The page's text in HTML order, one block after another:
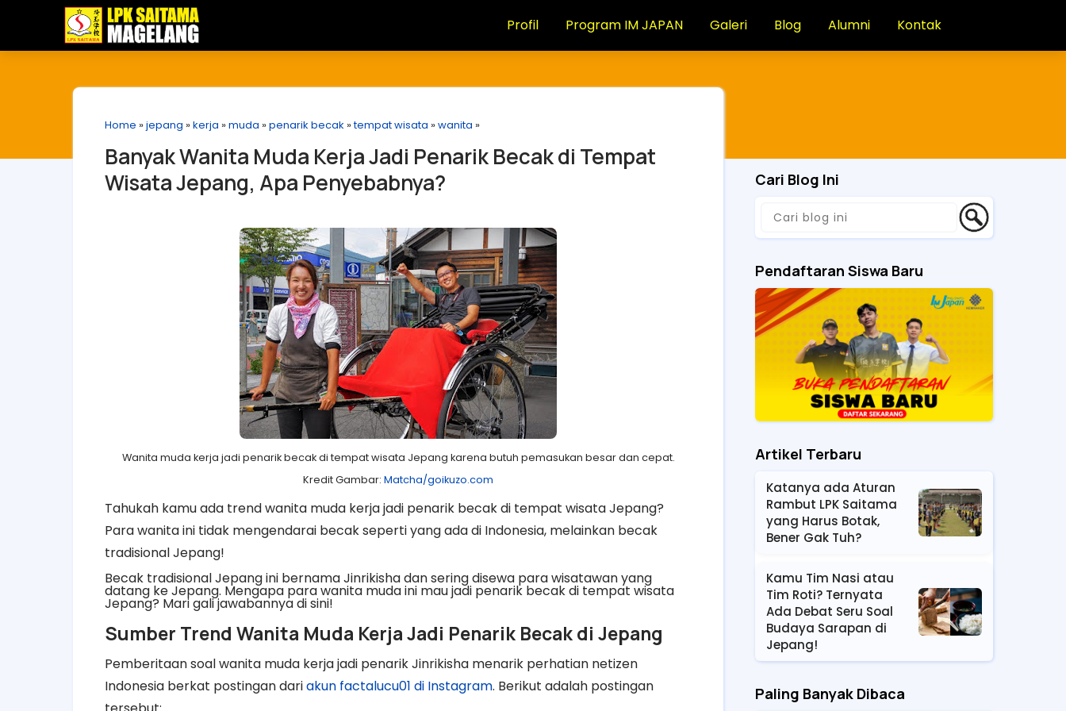
Profil Program IM JAPAN Galeri Blog Alumni Kontak
Home »jepang »kerja »muda »penarik becak »tempat wisata »wanita »
Banyak Wanita Muda Kerja Jadi Penarik Becak di Tempat
Wisata Jepang, Apa Penyebabnya?
Wanita muda kerja jadi penarik becak di tempat wisata Jepang karena butuh pemasukan besar dan cepat.
Kredit Gambar: Matcha/goikuzo.com
Tahukah kamu ada trend wanita muda kerja jadi penarik becak di tempat wisata Jepang?
Para wanita ini tidak mengendarai becak seperti yang ada di Indonesia, melainkan becak
tradisional Jepang!
Becak tradisional Jepang ini bernama Jinrikisha dan sering disewa para wisatawan yang
datang ke Jepang. Mengapa para wanita muda ini mau jadi penarik becak di tempat wisata
Jepang? Mari gali jawabannya di sini!
Sumber Trend Wanita Muda Kerja Jadi Penarik Becak di Jepang
Pemberitaan soal wanita muda kerja jadi penarik Jinrikisha menarik perhatian netizen
Indonesia berkat postingan dariakun factalucu01 di Instagram. Berikut adalah postingan
Cari Blog Ini
Pendaftaran Siswa Baru
Artikel Terbaru
Katanya ada Aturan
Rambut LPK Saitama
yang Harus Botak,
Bener Gak Tuh?
Kamu Tim Nasi atau
Tim Roti? Ternyata
Ada Debat Seru Soal
Budaya Sarapan di
Jepang!
Paling Banyak Dibaca